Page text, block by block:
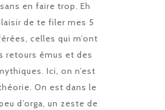
en faire trop. Eh
de te filer mes 5
celles qui m’ont
retours émus et des
Ici, on n’est
On est dans le
d’orga, un zeste de